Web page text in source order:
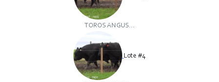
TOROS ANGUS...
Lote #4